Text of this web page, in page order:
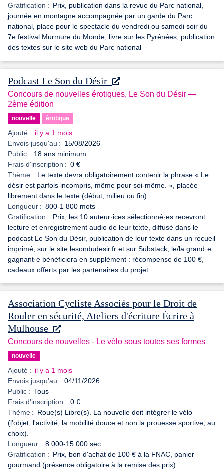
Gratification : Prix, publication dans la revue du Parc national,
journée en montagne accompagnée par un garde du Parc
national, place pour le spectacle du vendredi ou samedi soir du
7e festival Murmure du Monde, livre sur les Pyrénées, publication
des textes sur le site web du Parc national
Podcast Le Son du Désir
Concours de nouvelles érotiques, Le Son du Désir —
2ème édition
nouvelle érotique
Ajouté : il y a 1 mois
Envois jusqu'au : 15/08/2026
Public : 18 ans minimum
Frais d'inscription : 0 €
Thème : Le texte devra obligatoirement contenir la phrase « Le
désir est parfois incompris, même pour soi-même. », placée
librement dans le texte (début, milieu ou fin).
Longueur : 800-1 800 mots
Gratification : Prix, les 10 auteur·ices sélectionné·es recevront :
lecture et enregistrement audio de leur texte, diffusé dans le
podcast Le Son du Désir, publication de leur texte dans un recueil
imprimé, sur le site lesondudesir.fr et sur Substack, le/la grand·e
gagnant·e bénéficiera en supplément : récompense de 100 €,
cadeaux offerts par les partenaires du projet
Association Cycliste Associés pour le Droit de
Rouler en sécurité, Ateliers d'écriture Écrire à
Mulhouse
Concours de nouvelles - Le vélo sous toutes ses formes
nouvelle
Ajouté : il y a 1 mois
Envois jusqu'au : 04/11/2026
Public : Tous
Frais d'inscription : 0 €
Thème : Roue(s) Libre(s). La nouvelle doit intégrer le vélo
(l'objet, l'activité, la mobilité douce et non la prouesse sportive, au
choix).
Longueur : 8 000-15 000 sec
Gratification : Prix, bon d'achat de 100 € à la FNAC, panier
gourmand (présence obligatoire à la remise des prix)